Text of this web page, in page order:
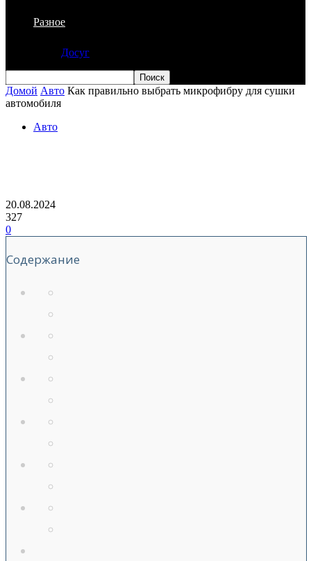
Разное
Досуг
Домой Авто Как правильно выбрать микрофибру для сушки
автомобиля
Авто
20.08.2024
327
0
Содержание